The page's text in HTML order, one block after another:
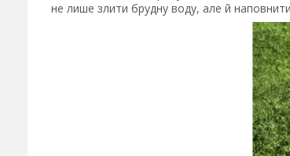
не лише злити брудну воду, але й